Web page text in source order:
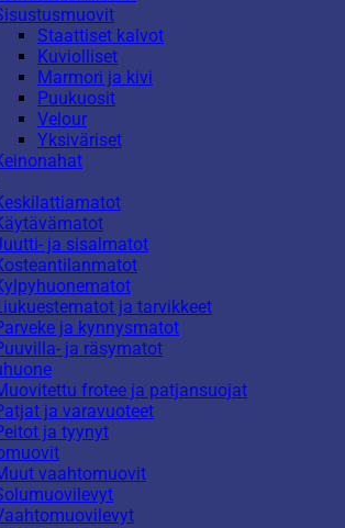
Staattiset kalvot
Kuviolliset
Marmori ja kivi
Puukuosit
Velour
Yksiväriset
ja sisalmatot
ja tarvikkeet
ja kynnysmatot
ja räsymatot
frotee ja patjansuojat
ja varavuoteet
ja tyynyt
vaahtomuovit